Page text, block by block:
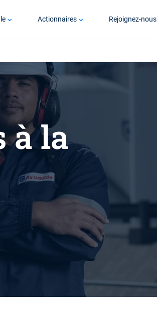
Actionnaires Rejoignez-nous
à la